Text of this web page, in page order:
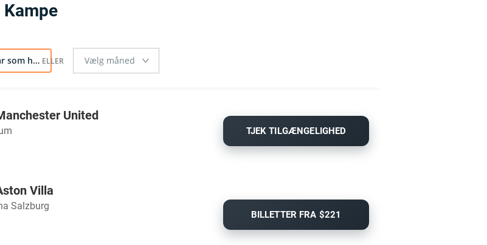
Når som helst
United
TJEK TILGÆNGELIGHED
Villa
Salzburg
BILLETTER FRA $221